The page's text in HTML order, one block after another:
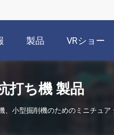
製品 VRショー
打ち機 製品
、小型掘削機のためのミニチュア